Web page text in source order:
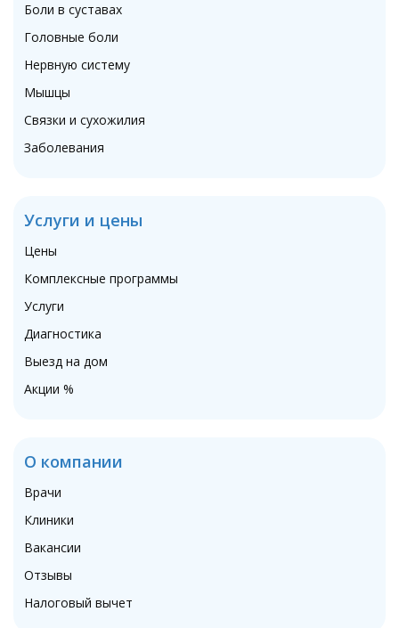
Боли в суставах
Головные боли
Нервную систему
Мышцы
Связки и сухожилия
Заболевания
Услуги и цены
Цены
Комплексные программы
Услуги
Диагностика
Выезд на дом
Акции %
О компании
Врачи
Клиники
Вакансии
Отзывы
Налоговый вычет